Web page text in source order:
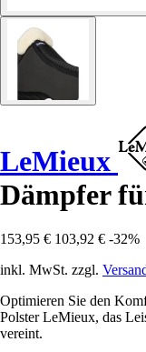
LeMieux
Dämpfer
153,95 € 103,92 € -32%
inkl. MwSt. zzgl.
Optimieren Sie den
Polster LeMieux, das
vereint.